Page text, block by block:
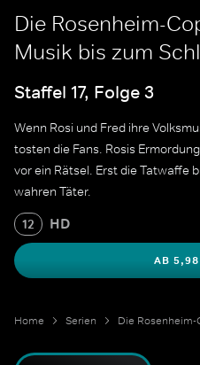
Die Rosenheim-
Musik bis zum
Staffel 17, Folge 3
Wenn Rosi und Fred ihre
tosten die Fans. Rosis
vor ein Rätsel. Erst die Tatwaffe
wahren Täter.
12 HD
AB
Home Serien Die Rosenheim-